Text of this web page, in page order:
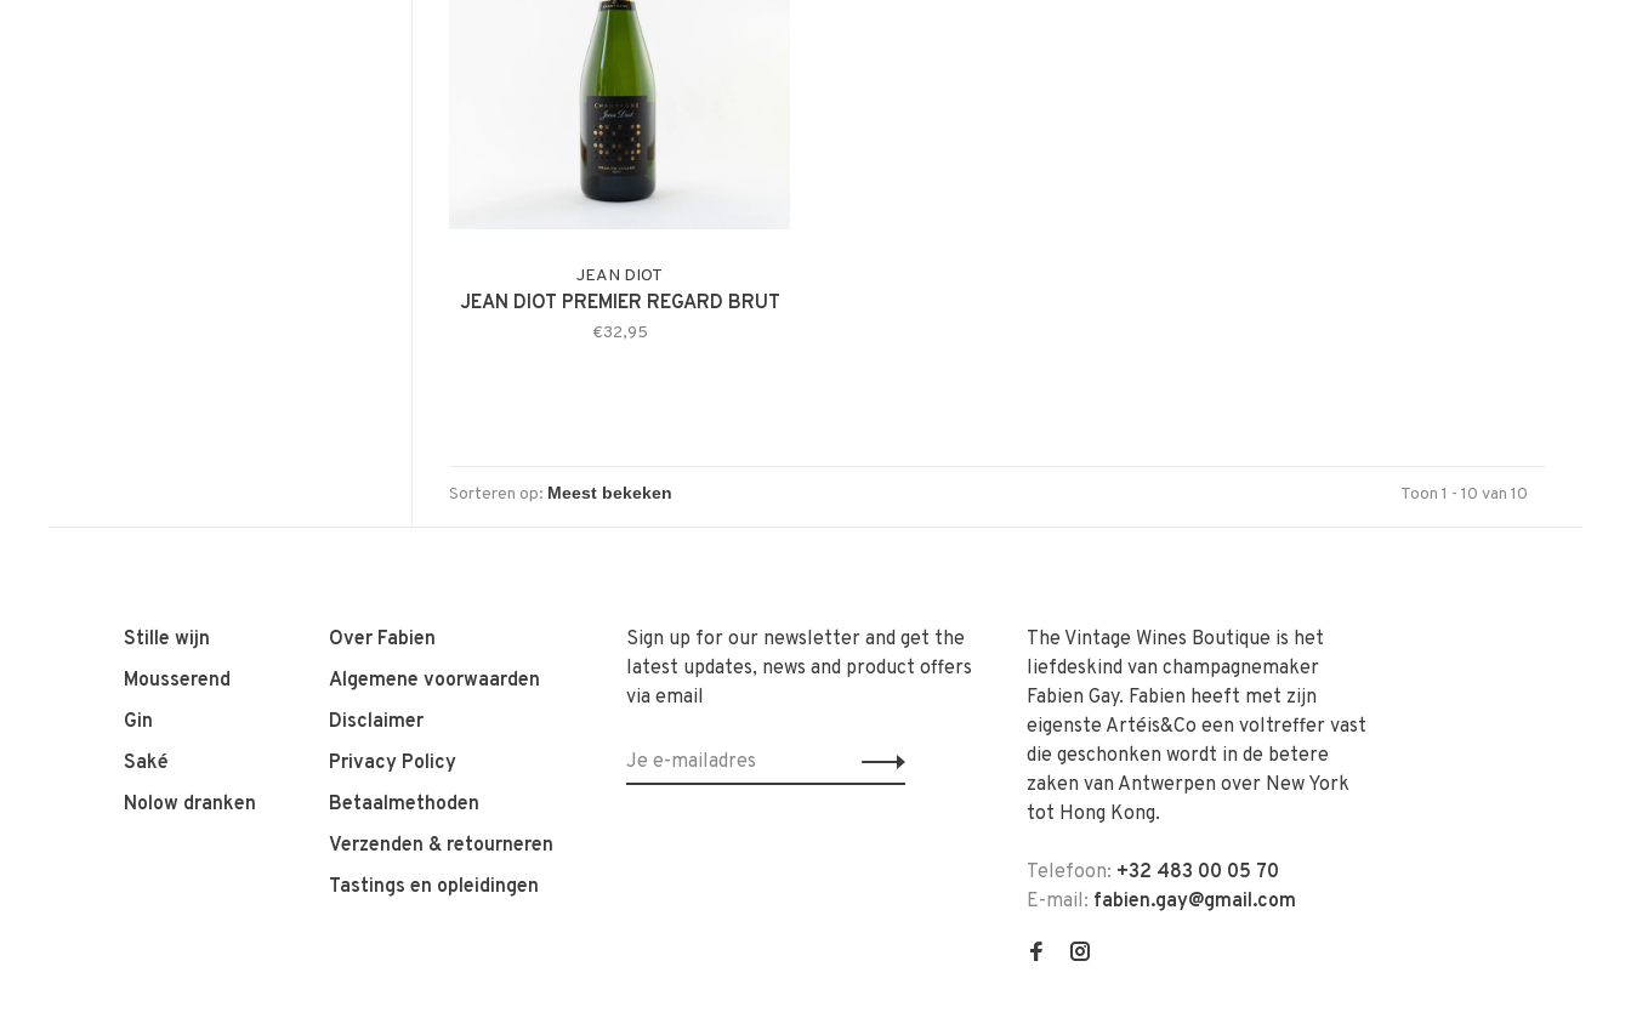
JEAN DIOT
JEAN DIOT PREMIER REGARD BRUT
€32,95
Sorteren op: Toon 1 - 10 van 10
Stille wijn
Mousserend
Gin
Saké
Nolow dranken
Over Fabien
Algemene voorwaarden
Disclaimer
Privacy Policy
Betaalmethoden
Verzenden & retourneren
Tastings en opleidingen
Sign up for our newsletter and get the
latest updates, news and product offers
via email
The Vintage Wines Boutique is het
liefdeskind van champagnemaker
Fabien Gay. Fabien heeft met zijn
eigenste Artéis&Co een voltreffer vast
die geschonken wordt in de betere
zaken van Antwerpen over New York
tot Hong Kong.
Telefoon: +32 483 00 05 70
E-mail: fabien.gay@gmail.com